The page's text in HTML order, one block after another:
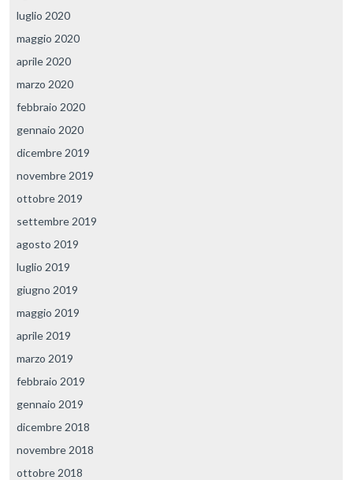
luglio 2020
maggio 2020
aprile 2020
marzo 2020
febbraio 2020
gennaio 2020
dicembre 2019
novembre 2019
ottobre 2019
settembre 2019
agosto 2019
luglio 2019
giugno 2019
maggio 2019
aprile 2019
marzo 2019
febbraio 2019
gennaio 2019
dicembre 2018
novembre 2018
ottobre 2018